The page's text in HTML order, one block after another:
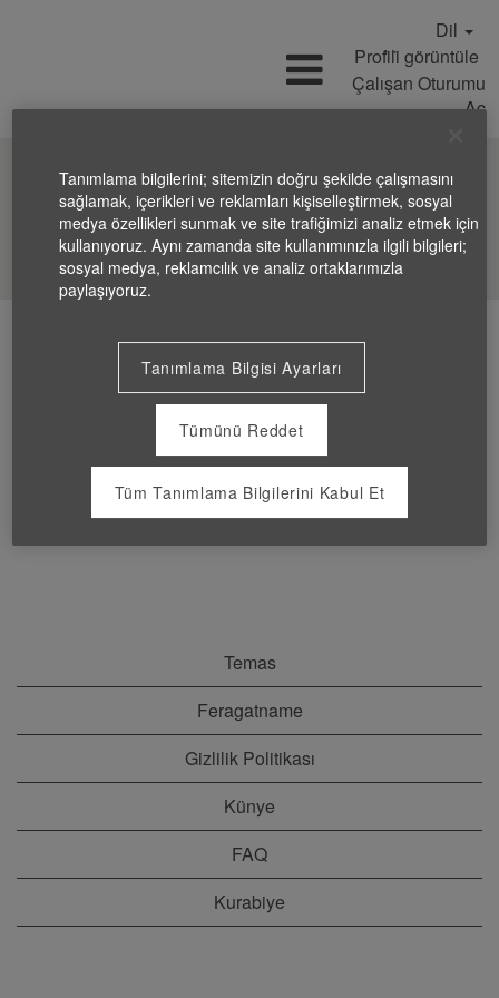
Dil
Profi̇li̇ görüntüle
Çalışan Oturumu
Aç
İş Ara
Temas
Feragatname
Gizlilik Politikası
Künye
FAQ
Kurabiye
Tanımlama bilgilerini; sitemizin doğru şekilde çalışmasını
sağlamak, içerikleri ve reklamları kişiselleştirmek, sosyal
medya özellikleri sunmak ve site trafiğimizi analiz etmek için
kullanıyoruz. Aynı zamanda site kullanımınızla ilgili bilgileri;
sosyal medya, reklamcılık ve analiz ortaklarımızla
paylaşıyoruz.
Tanımlama Bilgisi Ayarları
Tümünü Reddet
Tüm Tanımlama Bilgilerini Kabul Et